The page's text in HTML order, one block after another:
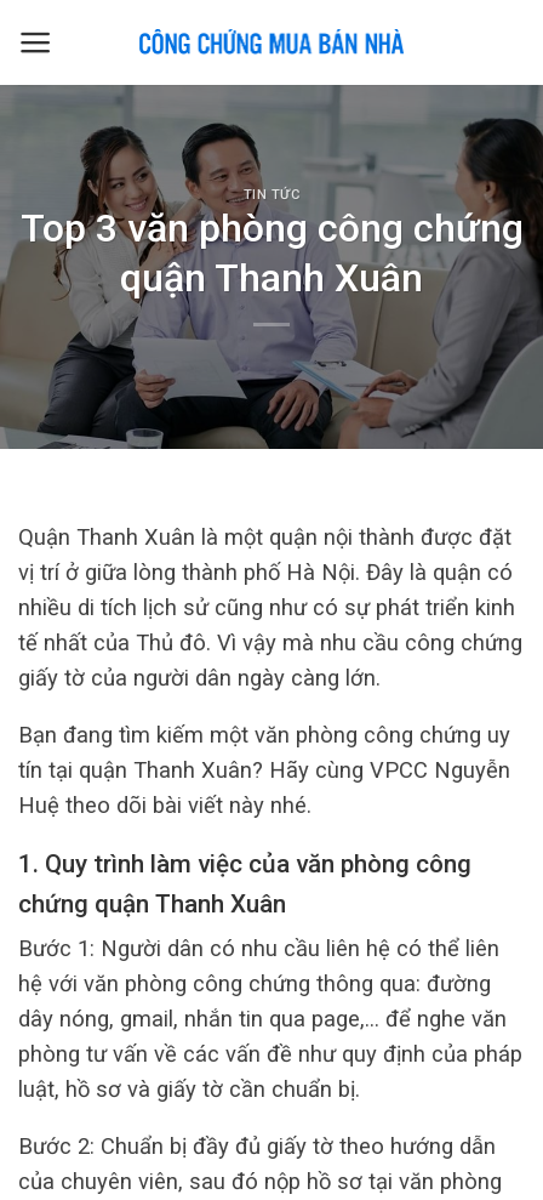
TIN TỨC
Top 3 văn phòng công chứng
quận Thanh Xuân
Quận Thanh Xuân là một quận nội thành được đặt
vị trí ở giữa lòng thành phố Hà Nội. Đây là quận có
nhiều di tích lịch sử cũng như có sự phát triển kinh
tế nhất của Thủ đô. Vì vậy mà nhu cầu công chứng
giấy tờ của người dân ngày càng lớn.
Bạn đang tìm kiếm một văn phòng công chứng uy
tín tại quận Thanh Xuân? Hãy cùng VPCC Nguyễn
Huệ theo dõi bài viết này nhé.
1. Quy trình làm việc của văn phòng công
chứng quận Thanh Xuân
Bước 1: Người dân có nhu cầu liên hệ có thể liên
hệ với văn phòng công chứng thông qua: đường
dây nóng, gmail, nhắn tin qua page,… để nghe văn
phòng tư vấn về các vấn đề như quy định của pháp
luật, hồ sơ và giấy tờ cần chuẩn bị.
Bước 2: Chuẩn bị đầy đủ giấy tờ theo hướng dẫn
của chuyên viên, sau đó nộp hồ sơ tại văn phòng